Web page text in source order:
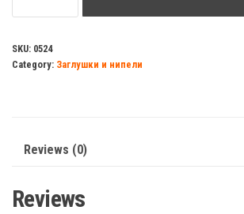
(латунь)
quantity
SKU: 0524
Category: Заглушки и нипели
Reviews (0)
Reviews